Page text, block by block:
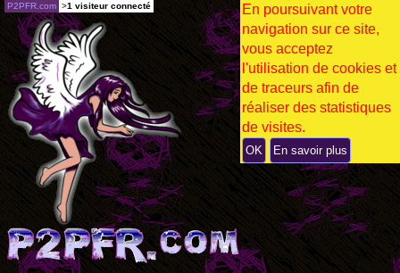
P2PFR.com >1 visiteur connecté
En poursuivant votre
navigation sur ce site,
vous acceptez
l'utilisation de cookies et
de traceurs afin de
réaliser des statistiques
de visites.
OK En savoir plus